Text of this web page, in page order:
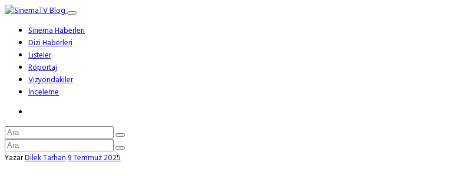
Sinema Haberleri
Dizi Haberleri
Listeler
Röportaj
Vizyondakiler
İnceleme
YazarDilek Tarhan9 Temmuz 2025